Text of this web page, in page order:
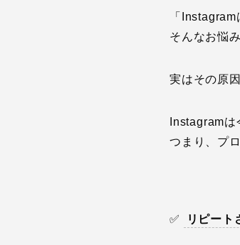
「
そんなお悩
実はその原
Instagram
つまり、プ
✅ リピート